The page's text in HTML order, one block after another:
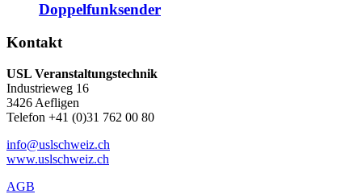
Doppelfunksender
Kontakt
USL Veranstaltungstechnik
Industrieweg 16
3426 Aefligen
Telefon +41 (0)31 762 00 80
info@uslschweiz.ch
www.uslschweiz.ch
AGB